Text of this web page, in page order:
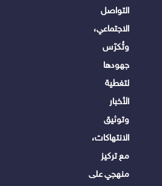
التواصل
الاجتماعي،
وتُكرّس
جهودها
لتغطية
الأخبار
وتوثيق
الانتهاكات،
مع تركيز
منهجي على